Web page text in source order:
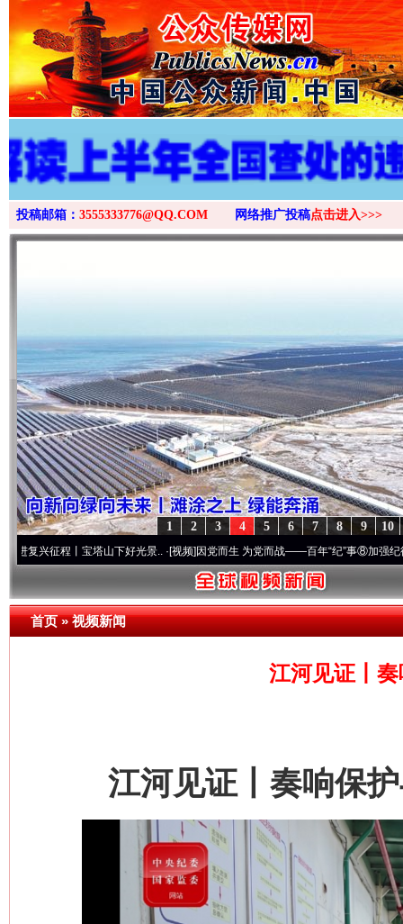
投稿邮箱： 3555333776@QQ.COM 网络推广投稿点击进入>>>
10
9
8
7
6
5
4
3
2
1
宝塔山下好光景..·[视频]因党而生 为党而战——百年“纪”事⑧加强纪律..·[视频]牢记
首页»视频新闻
江河见证丨
江河见证丨奏响保护